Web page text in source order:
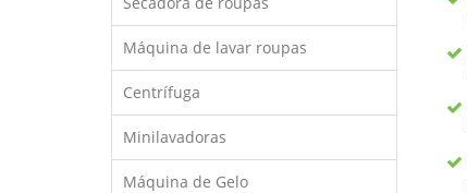
Máquina de lavar roupas
Centrífuga
Minilavadoras
Máquina de Gelo